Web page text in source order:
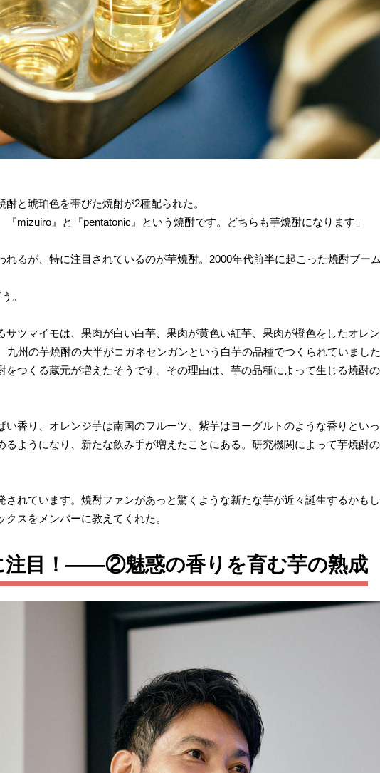
と琥珀色を帯びた焼酎が2種配られた。
mizuiro』と『pentatonic』という焼酎です。どちらも芋焼酎になります」
るが、特に注目されているのが芋焼酎。2000年代前半に起こった焼酎ブー
。
ツマイモは、果肉が白い白芋、果肉が黄色い紅芋、果肉が橙色をしたオレ
九州の芋焼酎の大半がコガネセンガンという白芋の品種でつくられていまし
つくる蔵元が増えたそうです。その理由は、芋の品種によって生じる焼酎
香り、オレンジ芋は南国のフルーツ、紫芋はヨーグルトのような香りとい
ようになり、新たな飲み手が増えたことにある。研究機関によって芋焼酎
れています。焼酎ファンがあっと驚くような新たな芋が近々誕生するかもし
スをメンバーに教えてくれた。
注目！――②魅惑の香りを育む芋の熟成